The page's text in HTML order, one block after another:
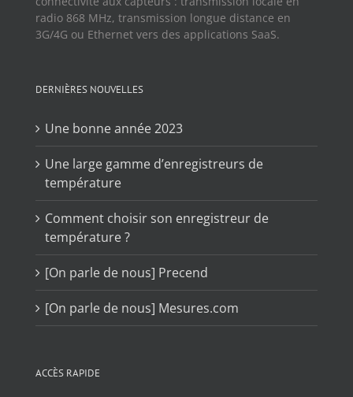
radio 868 MHz, transmission longue distance en
3G/4G ou Ethernet vers des applications SaaS.
DERNIÈRES NOUVELLES
Une bonne année 2023
Une large gamme d’enregistreurs de
température
Comment choisir son enregistreur de
température ?
[On parle de nous] Precend
[On parle de nous] Mesures.com
ACCÈS RAPIDE